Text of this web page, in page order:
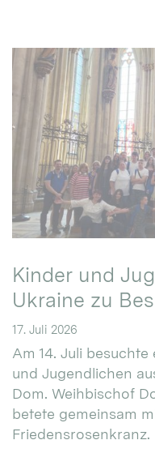
Kinder und
Ukraine zu
17. Juli 2026
Am 14. Juli
und Jugendlichen
Dom. Weihbischof
betete gemeinsam
Friedensrosenkranz.